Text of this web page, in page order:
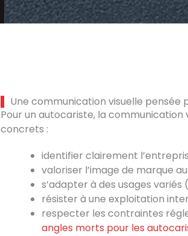
Une communication visuelle pensée
Pour un autocariste, la communication
concrets :
identifier clairement
valoriser l’image de marque
s’adapter à des usages
résister à une exploitation
respecter les contraintes
angles morts pour les